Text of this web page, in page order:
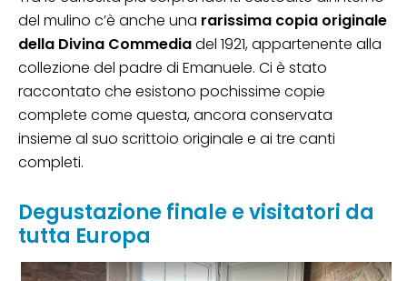
del mulino c’è anche una rarissima copia originale
della Divina Commediadel 1921, appartenente alla
collezione del padre di Emanuele. Ci è stato
raccontato che esistono pochissime copie
complete come questa, ancora conservata
insieme al suo scrittoio originale e ai tre canti
completi.
Degustazione finale e visitatori da
tutta Europa